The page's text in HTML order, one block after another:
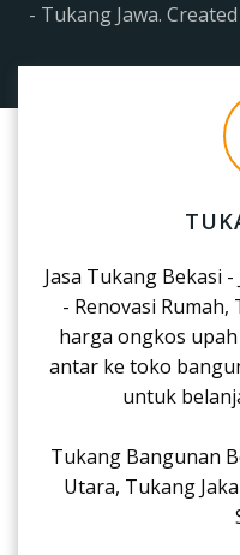
- Tukang Jawa.
Jasa Tukang Bekasi
- Renovasi
harga ongkos
antar ke toko
untuk
Tukang Bangunan
Utara, Tukang